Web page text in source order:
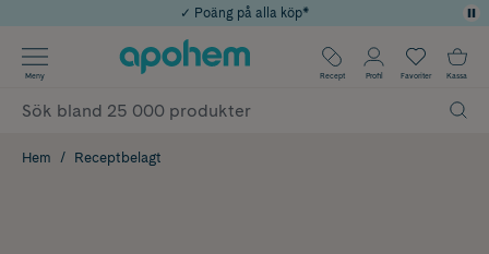
Årets Butik 2025 inom Skönhet
Använd kod: SOMMAR20 för 20% över 649kr
✓ Rådgivning från farmaceuter & hudterapeuter
✓ Poäng på alla köp*
Meny Recept Profil Favoriter Kassa
Hem Receptbelagt